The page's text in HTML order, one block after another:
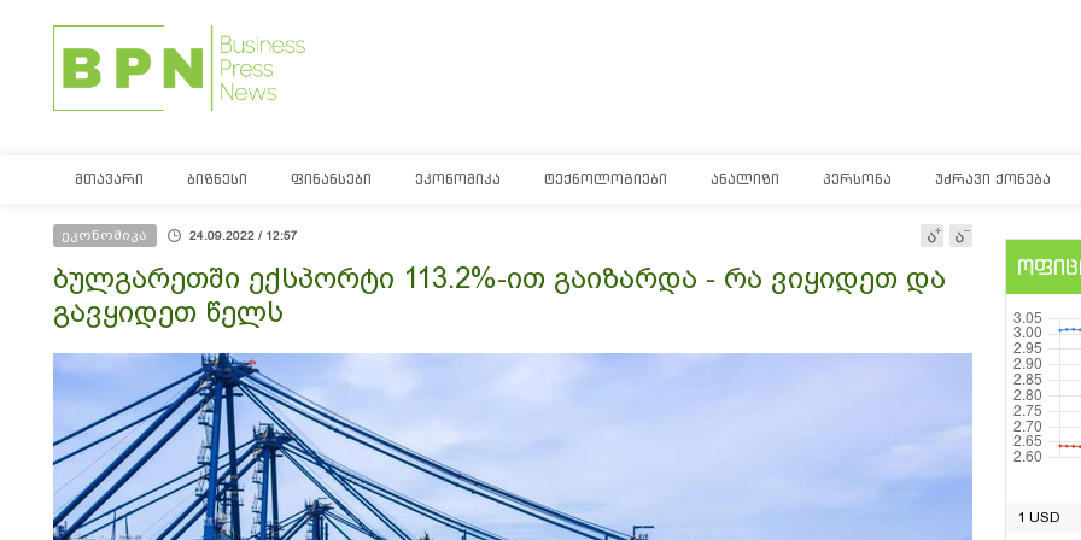
ᲛᲗᲐᲕᲐᲠᲘ ᲑᲘᲖᲜᲔᲡᲘ ᲤᲘᲜᲐᲜᲡᲔᲑᲘ ᲔᲙᲝᲜᲝᲛᲘᲙᲐ ᲢᲔᲥᲜᲝᲚᲝᲒᲘᲔᲑᲘ ᲐᲜᲐᲚᲘᲖᲘ ᲞᲔᲠᲡᲝᲜᲐ ᲣᲫᲠᲐᲕᲘ ᲥᲝᲜᲔᲑᲐ
ეკონომიკა 24.09.2022 / 12:57
ბულგარეთში ექსპორტი 113.2%-ით გაიზარდა - რა ვიყიდეთ და
გავყიდეთ წელს
1 USD